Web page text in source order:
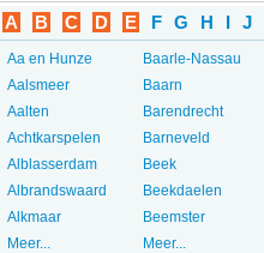
A B C D E F G H I J
Aa en Hunze
Aalsmeer
Aalten
Achtkarspelen
Alblasserdam
Albrandswaard
Alkmaar
Meer...
Baarle-Nassau
Baarn
Barendrecht
Barneveld
Beek
Beekdaelen
Beemster
Meer...